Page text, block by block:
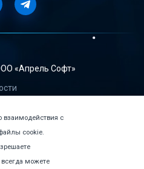
Telegram
«Апрель Софт»
и баз данных
версия 1 от 20.06.2023
взаимодействия с
cookie.
можете